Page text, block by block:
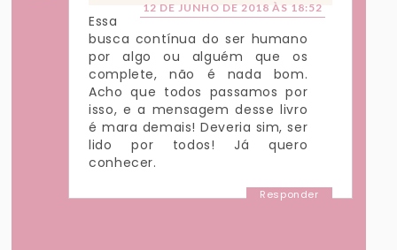
12 DE JUNHO DE 2018 ÀS 18:52
Essa
busca contínua do ser humano
por algo ou alguém que os
complete, não é nada bom.
Acho que todos passamos por
isso, e a mensagem desse livro
é mara demais! Deveria sim, ser
lido por todos! Já quero
conhecer.
Responder